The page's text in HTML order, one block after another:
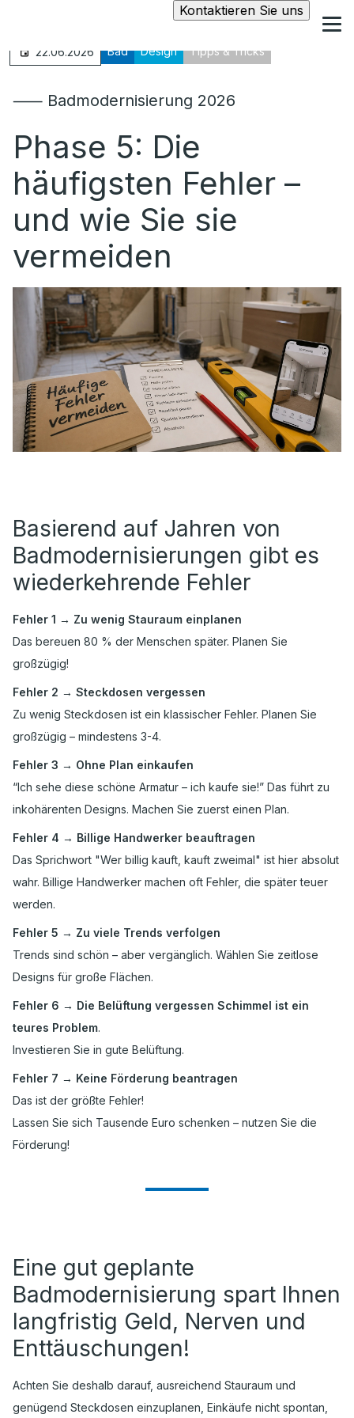
Kontaktieren Sie uns
22.06.2026 Bad Design Tipps & Tricks
⸺ Badmodernisierung 2026
Phase 5: Die
häufigsten Fehler –
und wie Sie sie
vermeiden
Basierend auf Jahren von
Badmodernisierungen gibt es
wiederkehrende Fehler
Fehler 1 → Zu wenig Stauraum einplanen
Das bereuen 80 % der Menschen später. Planen Sie
großzügig!
Fehler 2 → Steckdosen vergessen
Zu wenig Steckdosen ist ein klassischer Fehler. Planen Sie
großzügig – mindestens 3-4.
Fehler 3 → Ohne Plan einkaufen
“Ich sehe diese schöne Armatur – ich kaufe sie!” Das führt zu
inkohärenten Designs. Machen Sie zuerst einen Plan.
Fehler 4 → Billige Handwerker beauftragen
Das Sprichwort "Wer billig kauft, kauft zweimal" ist hier absolut
wahr. Billige Handwerker machen oft Fehler, die später teuer
werden.
Fehler 5 → Zu viele Trends verfolgen
Trends sind schön – aber vergänglich. Wählen Sie zeitlose
Designs für große Flächen.
Fehler 6 → Die Belüftung vergessen Schimmel ist ein
teures Problem.
Investieren Sie in gute Belüftung.
Fehler 7 → Keine Förderung beantragen
Das ist der größte Fehler!
Lassen Sie sich Tausende Euro schenken – nutzen Sie die
Förderung!
Eine gut geplante
Badmodernisierung spart Ihnen
langfristig Geld, Nerven und
Enttäuschungen!
Achten Sie deshalb darauf, ausreichend Stauraum und
genügend Steckdosen einzuplanen, Einkäufe nicht spontan,